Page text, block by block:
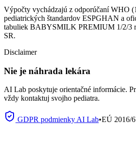
Výpočty vychádzajú z odporúčaní WHO
pediatrických štandardov ESPGHAN a
tabuliek BABYSMILK PREMIUM 1/2/3
SR.
Disclaimer
Nie je náhrada lekára
AI Lab poskytuje orientačné informácie.
vždy kontaktuj svojho pediatra.
GDPR podmienky AI Lab•EÚ 2016/